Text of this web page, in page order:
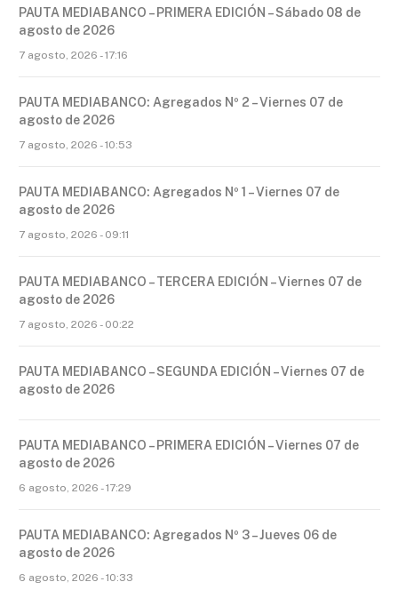
PAUTA MEDIABANCO – PRIMERA EDICIÓN – Sábado 08 de
agosto de 2026
7 agosto, 2026 - 17:16
PAUTA MEDIABANCO: Agregados Nº 2 – Viernes 07 de
agosto de 2026
7 agosto, 2026 - 10:53
PAUTA MEDIABANCO: Agregados Nº 1 – Viernes 07 de
agosto de 2026
7 agosto, 2026 - 09:11
PAUTA MEDIABANCO – TERCERA EDICIÓN – Viernes 07 de
agosto de 2026
7 agosto, 2026 - 00:22
PAUTA MEDIABANCO – SEGUNDA EDICIÓN – Viernes 07 de
agosto de 2026
PAUTA MEDIABANCO – PRIMERA EDICIÓN – Viernes 07 de
agosto de 2026
6 agosto, 2026 - 17:29
PAUTA MEDIABANCO: Agregados Nº 3 – Jueves 06 de
agosto de 2026
6 agosto, 2026 - 10:33